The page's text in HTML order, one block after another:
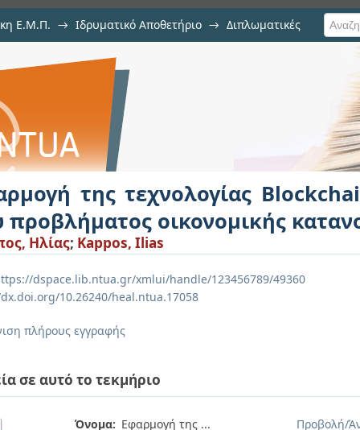
Ε.Μ.Π. → Ιδρυματικό Αποθετήριο → Διπλωματικές
Blockchain για την
φορτίου
της τεχνολογίας
προβλήματος οικονομικής
Ηλίας; Kappos, Ilias
dspace.lib.ntua.gr/xmlui/handle/123456789/49360
10.26240/heal.ntua.17058
πλήρους εγγραφής
σε αυτό το τεκμήριο
Όνομα: Εφαρμογή της ...
Προβολή/